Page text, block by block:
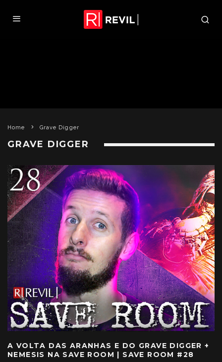
Home Grave Digger
GRAVE DIGGER
A VOLTA DAS ARANHAS E DO GRAVE DIGGER +
NEMESIS NA SAVE ROOM | SAVE ROOM #28